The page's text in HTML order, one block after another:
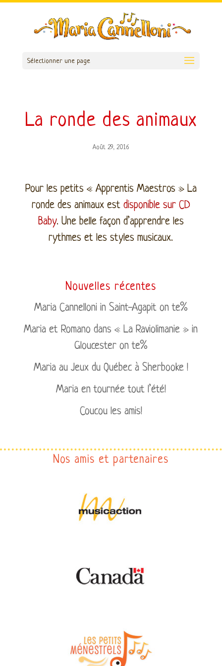
Sélectionner une page
La ronde des animaux
Août 29, 2016
Pour les petits « Apprentis Maestros » La
ronde des animaux est disponible sur CD
Baby. Une belle façon d’apprendre les
rythmes et les styles musicaux.
Nouvelles récentes
Maria Cannelloni in Saint-Agapit on te%
Maria et Romano dans « La Raviolimanie » in
Gloucester on te%
Maria au Jeux du Québec à Sherbooke !
Maria en tournée tout l’été!
Coucou les amis!
Nos amis et partenaires